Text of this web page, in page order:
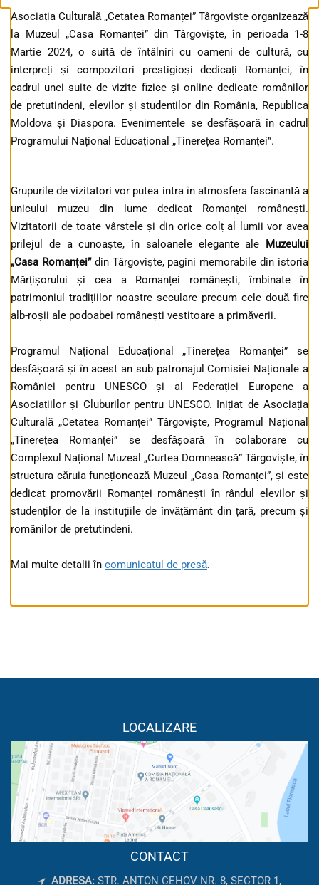
Asociația Culturală „Cetatea Romanței” Târgoviște organizează
la Muzeul „Casa Romanței” din Târgoviște, în perioada 1-8
Martie 2024, o suită de întâlniri cu oameni de cultură, cu
interpreți și compozitori prestigioși dedicați Romanței, în
cadrul unei suite de vizite fizice și online dedicate românilor
de pretutindeni, elevilor și studenților din România, Republica
Moldova și Diaspora. Evenimentele se desfășoară în cadrul
Programului Național Educațional „Tinerețea Romanței”.
Grupurile de vizitatori vor putea intra în atmosfera fascinantă a
unicului muzeu din lume dedicat Romanței românești.
Vizitatorii de toate vârstele și din orice colț al lumii vor avea
prilejul de a cunoaște, în saloanele elegante ale Muzeului
„Casa Romanței”din Târgoviște, pagini memorabile din istoria
Mărțișorului și cea a Romanței românești, îmbinate în
patrimoniul tradițiilor noastre seculare precum cele două fire
alb-roșii ale podoabei românești vestitoare a primăverii.
Programul Național Educațional „Tinerețea Romanței” se
desfășoară și în acest an sub patronajul Comisiei Naționale a
României pentru UNESCO și al Federației Europene a
Asociațiilor și Cluburilor pentru UNESCO. Inițiat de Asociația
Culturală „Cetatea Romanței” Târgoviște, Programul Național
„Tinerețea Romanței” se desfășoară în colaborare cu
Complexul Național Muzeal „Curtea Domnească” Târgoviște, în
structura căruia funcționează Muzeul „Casa Romanței”, și este
dedicat promovării Romanței românești în rândul elevilor și
studenților de la instituțiile de învățământ din țară, precum și
românilor de pretutindeni.
Mai multe detalii în comunicatul de presă.
LOCALIZARE
CONTACT
ADRESA: STR. ANTON CEHOV NR. 8, SECTOR 1,